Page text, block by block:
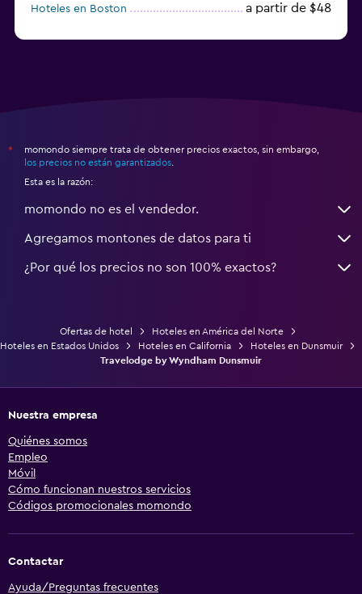
Hoteles en Boston a partir de $48
*
momondo siempre trata de obtener precios exactos, sin embargo,
los precios no están garantizados
Esta es la razón:
momondo no es el vendedor.
Agregamos montones de datos para ti
¿Por qué los precios no son 100% exactos?
Ofertas de hotel
Hoteles en América del Norte
Hoteles en Estados Unidos
Hoteles en California
Hoteles en Dunsmuir
Travelodge by Wyndham Dunsmuir
Nuestra empresa
Quiénes somos
Empleo
Móvil
Cómo funcionan nuestros servicios
Códigos promocionales momondo
Contactar
Ayuda/Preguntas frecuentes